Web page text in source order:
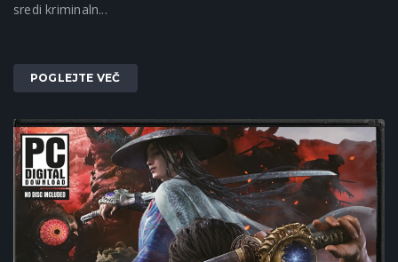
sredi kriminaln...
POGLEJTE VEČ